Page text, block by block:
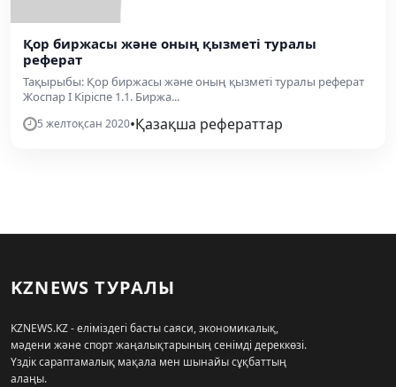
Қор биржасы және оның қызметі туралы
реферат
Тақырыбы: Қор биржасы және оның қызметі туралы реферат
Жоспар І Кіріспе 1.1. Биржа...
5 желтоқсан 2020•Қазақша рефераттар
KZNEWS ТУРАЛЫ
KZNEWS.KZ - еліміздегі басты саяси, экономикалық,
мәдени және спорт жаңалықтарының сенімді дереккөзі.
Үздік сараптамалық мақала мен шынайы сұқбаттың
алаңы.